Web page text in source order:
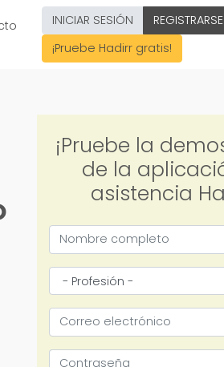
INICIAR SESIÓN
REGISTRARSE
¡Pruebe Hadirr gratis!